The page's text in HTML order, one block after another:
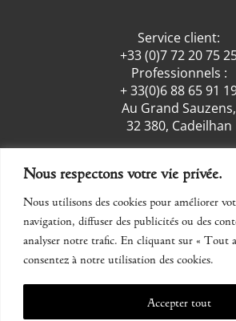
Nous respectons votre vie privée.
Nous utilisons des cookies pour améliorer
navigation, diffuser des publicités ou des
analyser notre trafic. En cliquant sur « Tout
consentez à notre utilisation des cookies.
Accepter tout
Service client:
+33 (0)7 72 20 75
Professionnels :
+ 33(0)6 88 65 91
Au Grand Sauzens,
32 380, Cadeilhan
facebook insta
Nous contacter
Mentions légales
CGV